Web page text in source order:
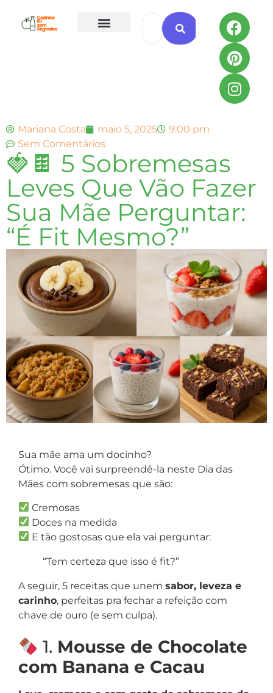
Mariana Costa maio 5, 2025
9:00 pm
Sem Comentários
🍓🍫 5 Sobremesas
Leves Que Vão Fazer
Sua Mãe Perguntar:
“É Fit Mesmo?”
Sua mãe ama um docinho?
Ótimo. Você vai surpreendê-la neste Dia das
Mães com sobremesas que são:
Cremosas
Doces na medida
E tão gostosas que ela vai perguntar:
“Tem certeza que isso é fit?”
A seguir, 5 receitas que unem sabor, leveza e
carinho, perfeitas pra fechar a refeição com
chave de ouro (e sem culpa).
1. Mousse de Chocolate
com Banana e Cacau